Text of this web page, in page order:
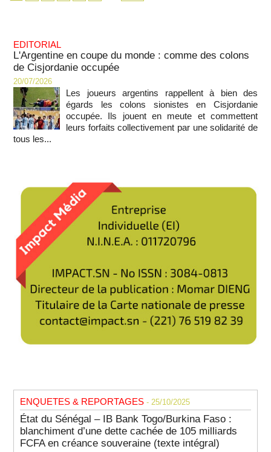
EDITORIAL
L'Argentine en coupe du monde : comme des colons
de Cisjordanie occupée
20/07/2026
Les joueurs argentins rappellent à bien des
égards les colons sionistes en Cisjordanie
occupée. Ils jouent en meute et commettent
leurs forfaits collectivement par une solidarité de
tous les...
ENQUETES & REPORTAGES - 25/10/2025
État du Sénégal – IB Bank Togo/Burkina Faso :
blanchiment d’une dette cachée de 105 milliards
FCFA en créance souveraine (texte intégral)